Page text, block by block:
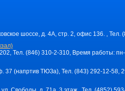
шоссе, д. 4А, стр. 2, офис 136. ,
Тел. (846) 310-2-310, Время работы:
37 (напртив ТЮЗа), Тел. (843) 292-12-